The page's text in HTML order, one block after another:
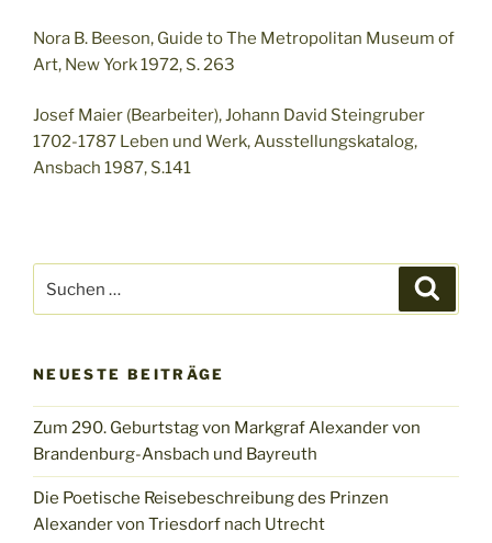
Nora B. Beeson, Guide to The Metropolitan Museum of
Art, New York 1972, S. 263
Josef Maier (Bearbeiter), Johann David Steingruber
1702-1787 Leben und Werk, Ausstellungskatalog,
Ansbach 1987, S.141
nach:
NEUESTE BEITRÄGE
Zum 290. Geburtstag von Markgraf Alexander von
Brandenburg-Ansbach und Bayreuth
Die Poetische Reisebeschreibung des Prinzen
Alexander von Triesdorf nach Utrecht